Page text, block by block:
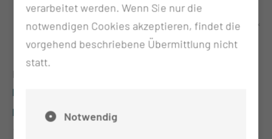
Füllen Sie alle notwendigen Angaben von
Schritt 1 bis Schritt 8 ordnungsgemäß aus. Mit *
markierte Felder sind Pflichtfelder.
Hier können Sie die
Patienteninformation zur Verarbeitung
personenbezogener Daten nach EU-DSGVO
verarbeitet werden. Wenn Sie nur die
notwendigen Cookies akzeptieren, findet die
vorgehend beschriebene Übermittlung nicht
statt.
Notwendig